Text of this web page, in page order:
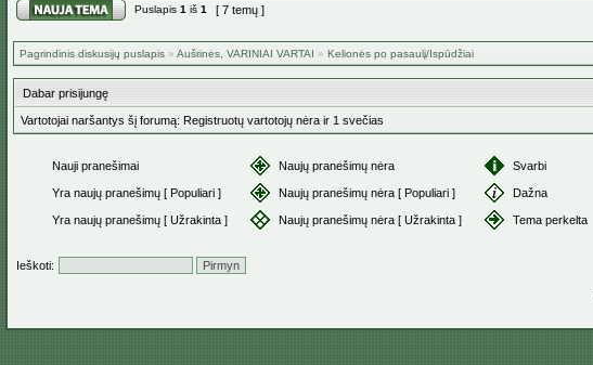
Puslapis 1 iš 1 [ 7 temų ]
Pagrindinis diskusijų puslapis » Aušrinės, VARINIAI VARTAI » Kelionės po pasaulį/Ispūdžiai
Dabar prisijungę
Vartotojai naršantys šį forumą: Registruotų vartotojų nėra ir 1 svečias
Nauji pranešimai Naujų pranešimų nėra Svarbi
Yra naujų pranešimų [ Populiari ] Naujų pranešimų nėra [ Populiari ] Dažna
Yra naujų pranešimų [ Užrakinta ] Naujų pranešimų nėra [ Užrakinta ] Tema perkelta
Ieškoti: